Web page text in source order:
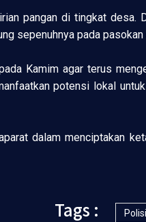
pangan di tingkat desa.
sepenuhnya pada pasokan
Kamim agar terus
potensi lokal
dalam menciptakan
Tags : Polisi